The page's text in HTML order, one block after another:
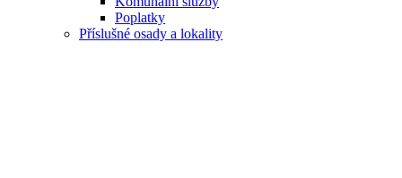
Poplatky
Příslušné osady a lokality